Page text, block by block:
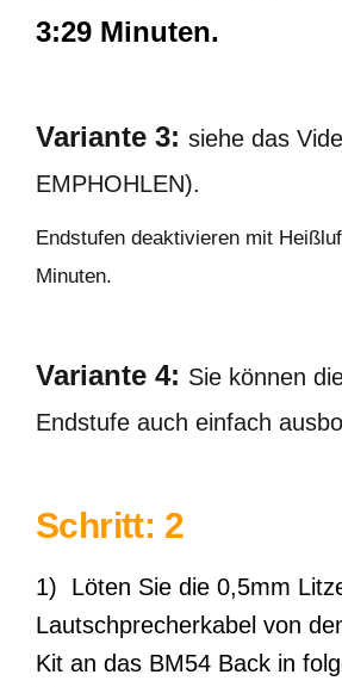
3:29 Minuten.
Variante 3: siehe das
EMPHOHLEN).
Endstufen deaktivieren mit
Minuten.
Variante 4: Sie können
Endstufe auch einfach
Schritt: 2
1) Löten Sie die 0,5mm
Lautschprecherkabel von
Kit an das BM54 Back in